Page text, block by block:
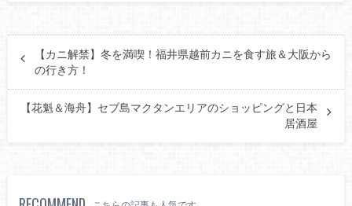
【カニ解禁】冬を満喫！福井県越前カニを食す旅＆大阪から
の行き方！
【花魁＆海舟】セブ島マクタンエリアのショッピングと日本
居酒屋